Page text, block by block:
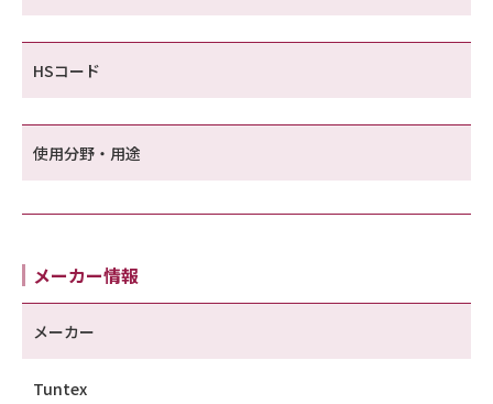
HSコード
使用分野・用途
メーカー情報
メーカー
Tuntex